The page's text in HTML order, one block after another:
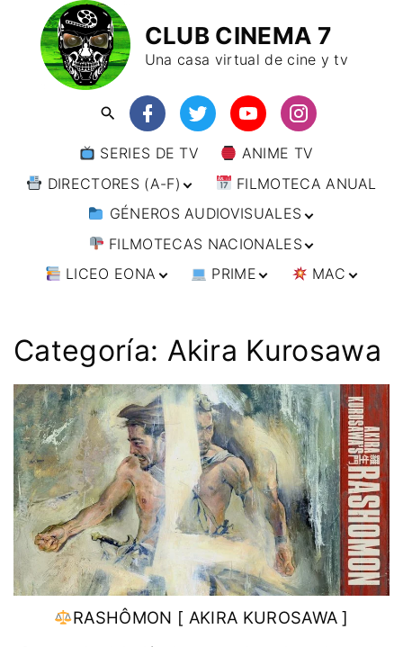
CLUB CINEMA 7
Una casa virtual de cine y tv
SERIES DE TV
ANIME TV
DIRECTORES (A-F)
DIRECTORES (F-L)
DIRECTORES (L-
W)
FILMOTECA ANUAL
GÉNEROS AUDIOVISUALES
ANIMACIÓN
ARTES MARCIALES
CINE DOCUMENTAL
CINE NEGRO / CRIMEN /
ESPIONAJE
COMEDIA
DRAMA
ÉPICO / MITOLÓGICO
EXPERIMENTOS
FANTÁSTICO
MUSICAL
TERROR
WESTERN / CHAMBARA
FILMOTECAS NACIONALES
AFRICA
CHILE
ESTADOS UNIDOS
MÉXICO
URUGUAY
ASIA
JAPÓN
RUSIA
EUROPA
ALEMANIA
AUSTRIA
BÉLGICA
DINAMARCA
ESPAÑA
FRANCIA
ITALIA
PAISES BAJOS
REINO UNIDO
SUECIA
OCEANIA AUSTRALIA
LICEO EONA
TALLERES
ONLINE
IMAGEN & VIDEO
SERVICIOS DE
COMPUTACIÓN
DISEÑO WEB
CONTACTO
TARJETA
DIGITAL
PRIME
IMPRESCINDIBLES
MAC
🗨 CÓMICS
Categoría: Akira Kurosawa
RASHÔMON [ AKIRA KUROSAWA ]